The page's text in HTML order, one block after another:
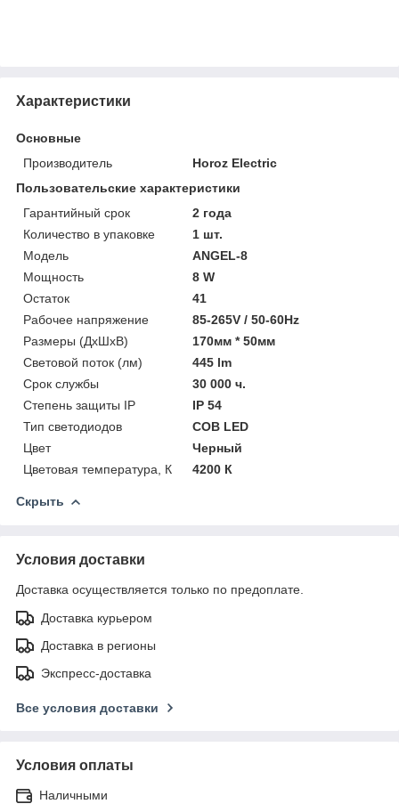
Характеристики
Основные
Производитель
Horoz Electric
Пользовательские характеристики
Гарантийный срок
2 года
Количество в упаковке
1 шт.
Модель
ANGEL-8
Мощность
8 W
Остаток
41
Рабочее напряжение
85-265V / 50-60Hz
Размеры (ДхШхВ)
170мм * 50мм
Световой поток (лм)
445 lm
Срок службы
30 000 ч.
Степень защиты IP
IP 54
Тип светодиодов
COB LED
Цвет
Черный
Цветовая температура, К
4200 К
Скрыть
Условия доставки
Доставка осуществляется только по предоплате.
Доставка курьером
Доставка в регионы
Экспресс-доставка
Все условия доставки
Условия оплаты
Наличными